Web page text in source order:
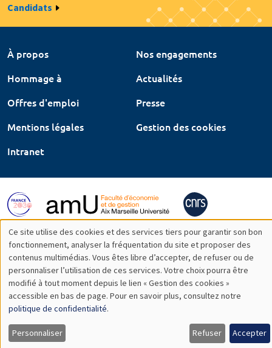
Candidats
À propos
Nos engagements
Hommage à
Actualités
Offres d'emploi
Presse
Mentions légales
Gestion des cookies
Intranet
Utilisation
des
données
personnelles
et
Ce site utilise des cookies et des services tiers pour garantir son bon
fonctionnement, analyser la fréquentation du site et proposer des
contenus multimédias. Vous êtes libre d’accepter, de refuser ou de
personnaliser l’utilisation de ces services. Votre choix pourra être
modifié à tout moment depuis le lien « Gestion des cookies »
accessible en bas de page. Pour en savoir plus, consultez notre
politique de confidentialité.
Personnaliser Refuser Accepter